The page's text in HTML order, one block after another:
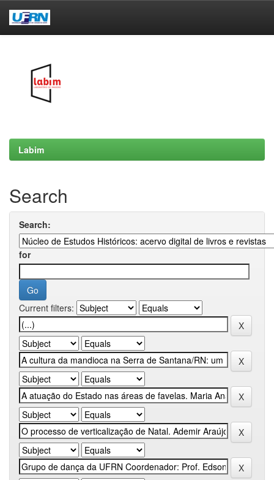
Labim
Search
Search:
for
Current filters: